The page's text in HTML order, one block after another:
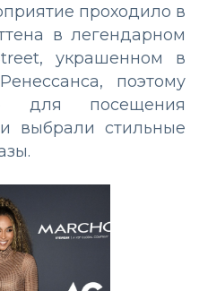
проходило в
в легендарном
украшенном в
поэтому
для посещения
выбрали стильные